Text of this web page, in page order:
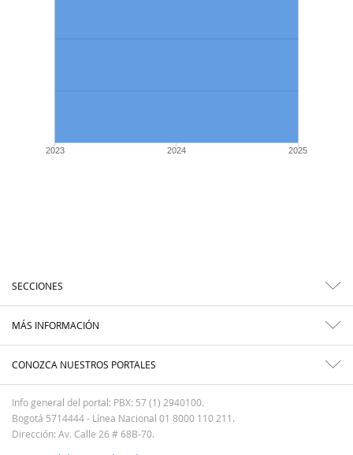
2023 2024 2025
SECCIONES
MÁS INFORMACIÓN
CONOZCA NUESTROS PORTALES
Info general del portal: PBX: 57 (1) 2940100.
Bogotá 5714444 - Línea Nacional 01 8000 110 211.
Dirección: Av. Calle 26 # 68B-70.